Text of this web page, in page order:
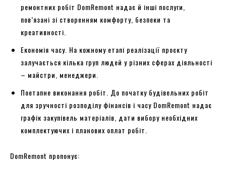
ремонтних робіт DomRemont надає й інші послуги,
пов’язані зі створенням комфорту, безпеки та
креативності.
Економія часу. На кожному етапі реалізації проєкту
залучається кілька груп людей у різних сферах діяльності
– майстри, менеджери.
Поетапне виконання робіт. До початку будівельних робіт
для зручності розподілу фінансів і часу DomRemont надає
графік закупівель матеріалів, дати вибору необхідних
комплектуючих і планових оплат робіт.
DomRemont пропонує: